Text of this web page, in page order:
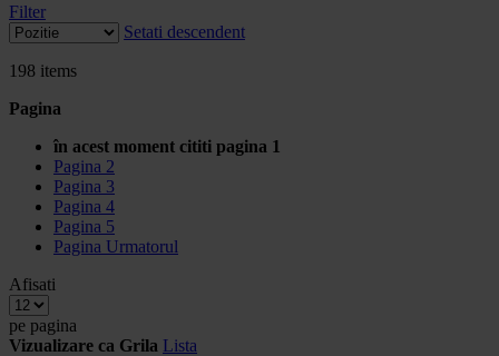
Filter
Setati descendent
198 items
Pagina
în acest moment cititi pagina 1
Pagina 2
Pagina 3
Pagina 4
Pagina 5
Pagina Urmatorul
Afisati
pe pagina
Vizualizare ca Grila Lista